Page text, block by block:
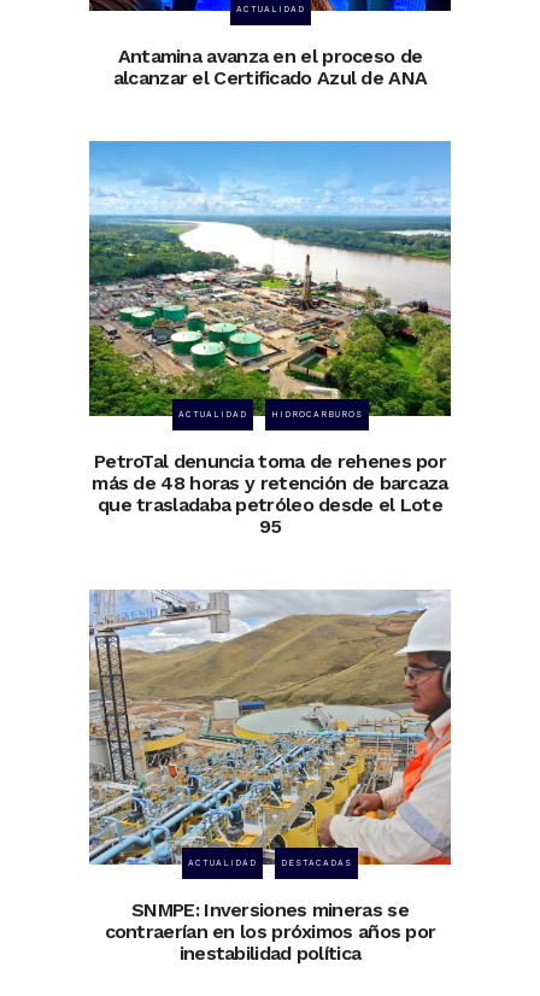
ACTUALIDAD
Antamina avanza en el proceso de
alcanzar el Certificado Azul de ANA
ACTUALIDAD HIDROCARBUROS
PetroTal denuncia toma de rehenes por
más de 48 horas y retención de barcaza
que trasladaba petróleo desde el Lote
95
ACTUALIDAD DESTACADAS
SNMPE: Inversiones mineras se
contraerían en los próximos años por
inestabilidad política